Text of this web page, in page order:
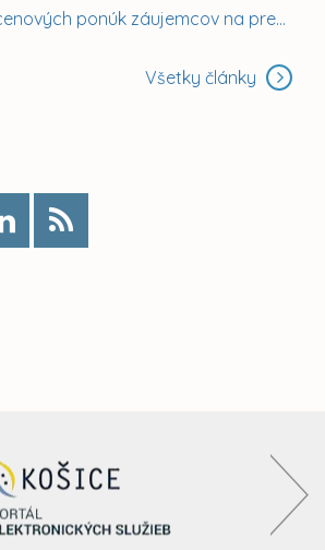
Zverejnenie cenových ponúk záujemcov na prenájom...
Všetky články